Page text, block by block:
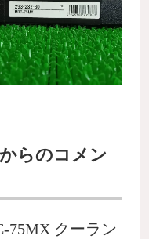
らのコメン
75MX クーラン